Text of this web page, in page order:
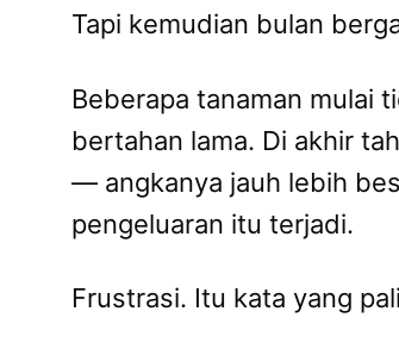
Tapi kemudian bulan
Beberapa tanaman mulai
bertahan lama. Di akhir
— angkanya jauh lebih
pengeluaran itu terjadi.
Frustrasi. Itu kata yang